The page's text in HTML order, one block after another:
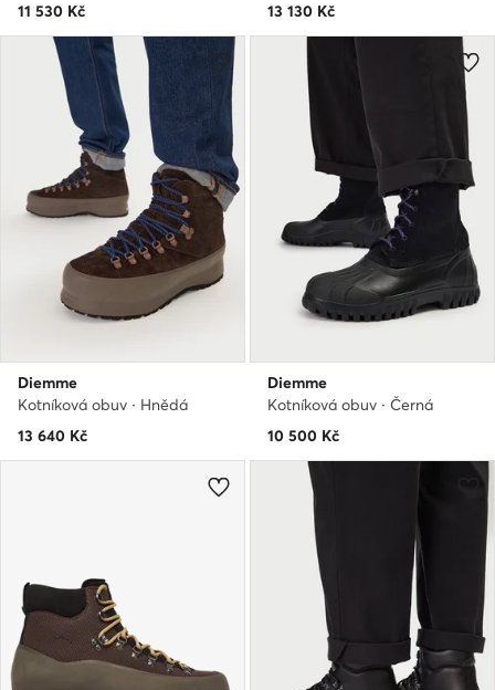
11 530 Kč
13 130 Kč
Diemme
Kotníková obuv · Hnědá
13 640 Kč
Diemme
Kotníková obuv · Černá
10 500 Kč